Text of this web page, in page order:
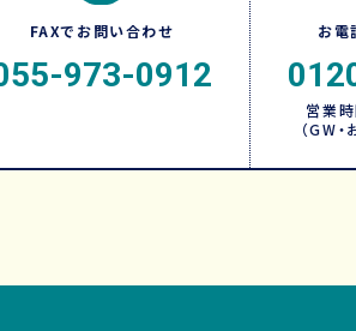
FAXでお問い合わせ
973-0912
お電
営業
（GW